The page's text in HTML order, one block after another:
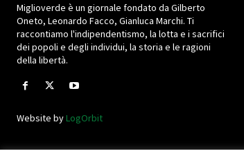
Miglioverde è un giornale fondato da Gilberto
Oneto, Leonardo Facco, Gianluca Marchi. Ti
raccontiamo l'indipendentismo, la lotta e i sacrifici
dei popoli e degli individui, la storia e le ragioni
della libertà.
Website byLogOrbit